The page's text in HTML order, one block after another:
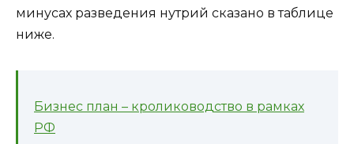
минусах разведения нутрий сказано в таблице
ниже.
Бизнес план – кролиководство в рамках
РФ